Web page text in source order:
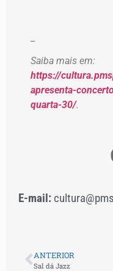
Saiba mais em:
https://
apresenta-
quarta-30/.
E-mail:
ANTERIOR
Sal dá Jazz